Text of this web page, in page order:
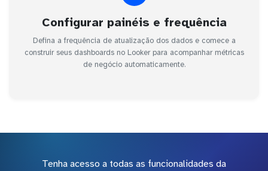
Configurar painéis e frequência
Defina a frequência de atualização dos dados e comece a
construir seus dashboards no Looker para acompanhar métricas
de negócio automaticamente.
Tenha acesso a todas as funcionalidades da